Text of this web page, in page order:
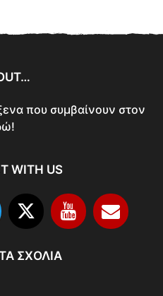
που συμβαίνουν στον
WITH US
ΣΧΌΛΙΑ